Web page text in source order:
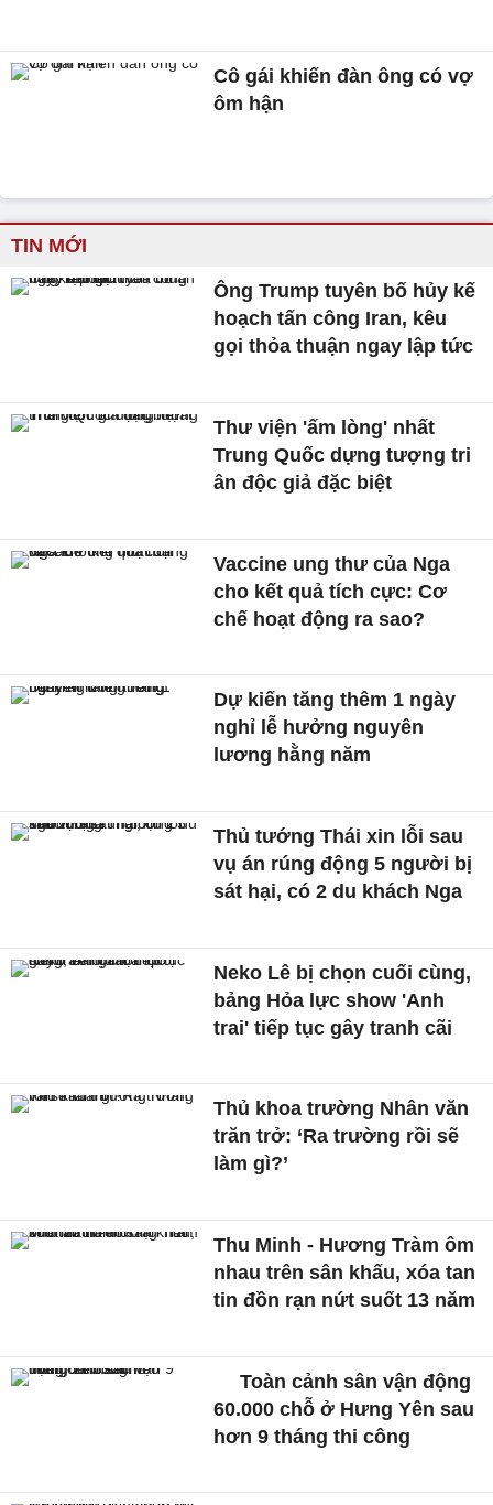
Cô gái khiến đàn ông có vợ
ôm hận
TIN MỚI
Ông Trump tuyên bố hủy kế
hoạch tấn công Iran, kêu
gọi thỏa thuận ngay lập tức
Thư viện 'ấm lòng' nhất
Trung Quốc dựng tượng tri
ân độc giả đặc biệt
Vaccine ung thư của Nga
cho kết quả tích cực: Cơ
chế hoạt động ra sao?
Dự kiến tăng thêm 1 ngày
nghỉ lễ hưởng nguyên
lương hằng năm
Thủ tướng Thái xin lỗi sau
vụ án rúng động 5 người bị
sát hại, có 2 du khách Nga
Neko Lê bị chọn cuối cùng,
bảng Hỏa lực show 'Anh
trai' tiếp tục gây tranh cãi
Thủ khoa trường Nhân văn
trăn trở: ‘Ra trường rồi sẽ
làm gì?’
Thu Minh - Hương Tràm ôm
nhau trên sân khấu, xóa tan
tin đồn rạn nứt suốt 13 năm
Toàn cảnh sân vận động
60.000 chỗ ở Hưng Yên sau
hơn 9 tháng thi công